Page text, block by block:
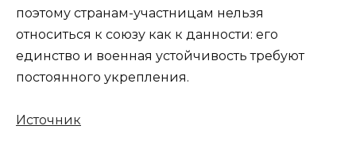
поэтому странам-участницам нельзя
относиться к союзу как к данности: его
единство и военная устойчивость требуют
постоянного укрепления.
Источник